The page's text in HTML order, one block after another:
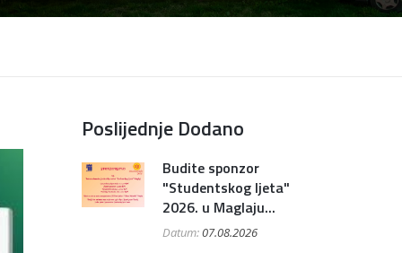
Poslijednje Dodano
Budite sponzor
"Studentskog ljeta"
2026. u Maglaju...
Datum:07.08.2026